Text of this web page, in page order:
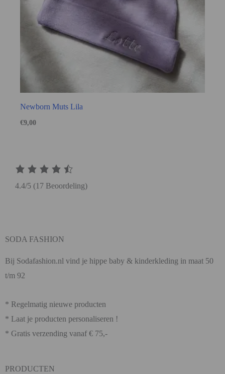
Newborn Muts Lila
€9,00
4.4/5 (17 Beoordeling)
SODA FASHION
Bij Sodafashion.nl vind je hippe baby & kinderkleding in maat 50
t/m 92
* Regelmatig nieuwe producten
* Laat je producten personaliseren !
* Gratis verzending vanaf € 75,-
PRODUCTEN